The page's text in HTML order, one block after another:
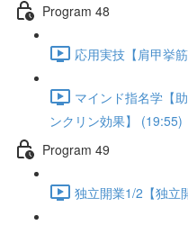
Program 48
応用実技【肩甲挙
マインド指名学【
ンクリン効果】 (19:55)
Program 49
独立開業1/2【独立